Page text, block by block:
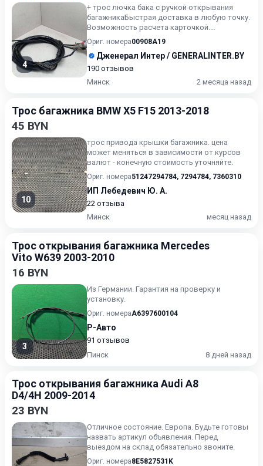
4
+ трос лючка бака с ручкой открывания
багажникаБыстрая доставка в любую точку.
Возможность расчета карточкой.
Рассрочка. Проверка качества....
Ориг. номера00908A19
Дженерал Интер / GENERALINTER.BY
190 отзывов
Минск
2 месяца назад
Трос багажника BMW X5 F15 2013-2018
45 BYN
10
трос привода крышки багажника. цена
может меняться в зависимости от курсов
валют - конечную стоимость уточняйте.
Ориг. номера51247294784, 7294784, 7360310
ИП Лебедевич Ю. А.
22 отзыва
Минск
месяц назад
Трос открывания багажника Mercedes
Vito W639 2003-2010
16 BYN
3
Из Германии. Гарантия на проверку и
установку.
Ориг. номераA6397600104
Р-Авто
91 отзывов
Пинск
8 дней назад
Трос открывания багажника Audi A8
D4/4H 2009-2014
23 BYN
Отличное состояние. Европа. Будьте готовы
назвать артикул объявления. Перед
выездом на склад обязательно звоните.
Ориг. номера8E5827531K